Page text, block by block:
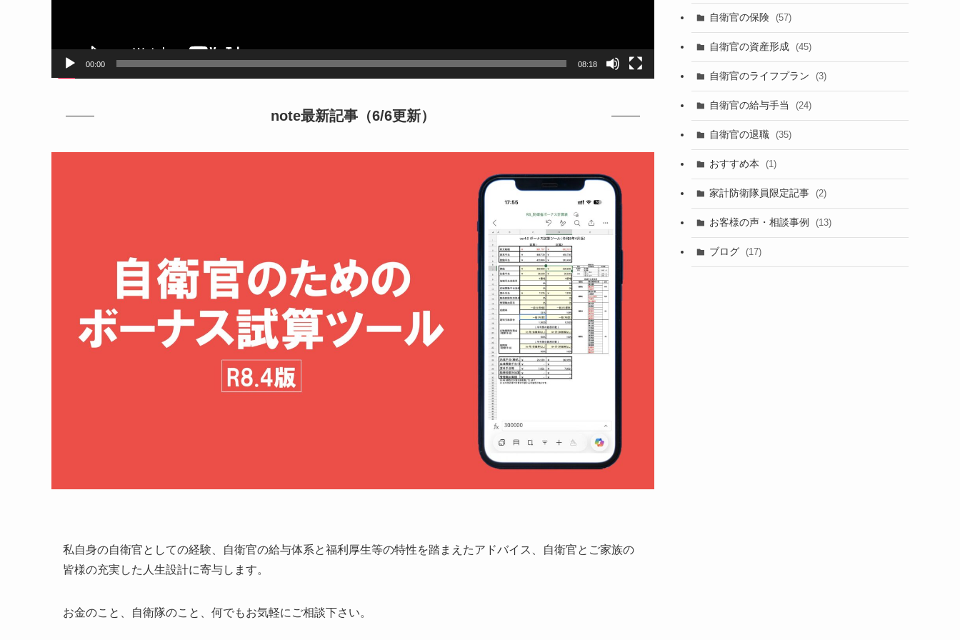
00:00 08:18
note最新記事（6/6更新）
私自身の自衛官としての経験、自衛官の給与体系と福利厚生等の特性を踏まえたアドバイス、自衛官とご家族の
皆様の充実した人生設計に寄与します。
お金のこと、自衛隊のこと、何でもお気軽にご相談下さい。
自衛官の保険 (57)
自衛官の資産形成 (45)
自衛官のライフプラン (3)
自衛官の給与手当 (24)
自衛官の退職 (35)
おすすめ本 (1)
家計防衛隊員限定記事 (2)
お客様の声・相談事例 (13)
ブログ (17)